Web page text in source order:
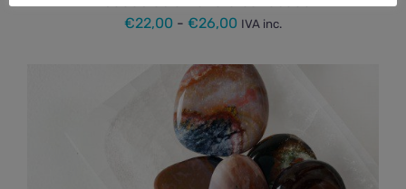
€22,00 - €26,00 Rango
precios:
desde
€22,00
hasta
€26,00
IVA inc.